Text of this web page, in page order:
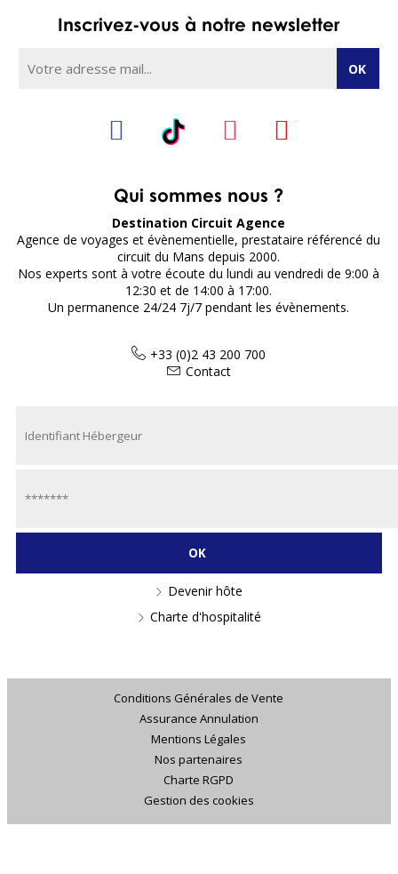
Qui sommes nous ?
Destination Circuit Agence
Agence de voyages et évènementielle, prestataire référencé du
circuit du Mans depuis 2000.
Nos experts sont à votre écoute du lundi au vendredi de 9:00 à
12:30 et de 14:00 à 17:00.
Un permanence 24/24 7j/7 pendant les évènements.
+33 (0)2 43 200 700
Contact
Inscrivez-vous à notre newsletter
Devenir hôte
Charte d'hospitalité
Conditions Générales de Vente
Assurance Annulation
Mentions Légales
Nos partenaires
Charte RGPD
Gestion des cookies